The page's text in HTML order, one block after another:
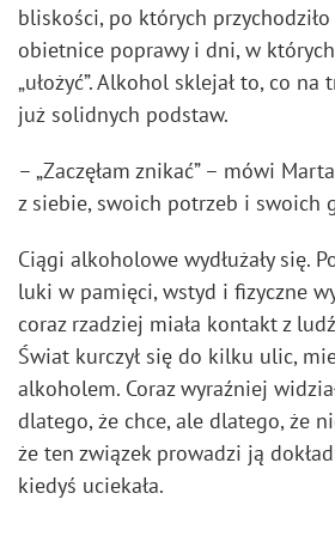
bliskości, po których przychodziło
obietnice poprawy i dni, w
„ułożyć”. Alkohol sklejał to, co na
już solidnych podstaw.
– „Zaczęłam znikać” – mówi
z siebie, swoich potrzeb i swoich
Ciągi alkoholowe wydłużały się.
luki w pamięci, wstyd i fizyczne
coraz rzadziej miała kontakt z
Świat kurczył się do kilku ulic,
alkoholem. Coraz wyraźniej
dlatego, że chce, ale dlatego, że
że ten związek prowadzi ją
kiedyś uciekała.